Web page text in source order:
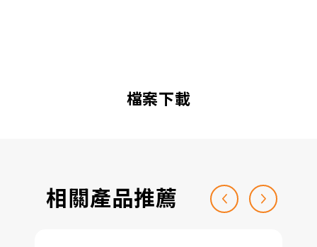
檔案下載
相關產品推薦